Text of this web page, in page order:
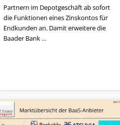
Partnern im Depotgeschäft ab sofort
die Funktionen eines Zinskontos für
Endkunden an. Damit erweitere die
Baader Bank …